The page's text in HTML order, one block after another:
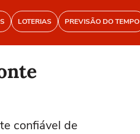
LOTERIAS PREVISÃO DO TEMPO
confiável de